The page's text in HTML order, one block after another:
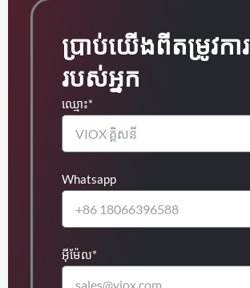
ប្រាប់យើងពីតម្រូវការ
របស់អ្នក
ឈ្មោះ*
Whatsapp
អ៊ីម៉ែល*